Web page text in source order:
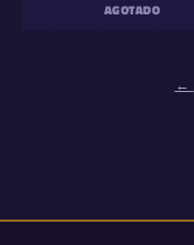
AGOTADO
←